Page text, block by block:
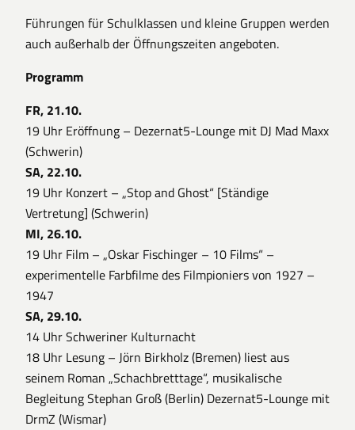
Führungen für Schulklassen und kleine Gruppen werden
auch außerhalb der Öffnungszeiten angeboten.
Programm
FR, 21.10.
19 Uhr Eröffnung – Dezernat5-Lounge mit DJ Mad Maxx
(Schwerin)
SA, 22.10.
19 Uhr Konzert – „Stop and Ghost“ [Ständige
Vertretung] (Schwerin)
MI, 26.10.
19 Uhr Film – „Oskar Fischinger – 10 Films“ –
experimentelle Farbfilme des Filmpioniers von 1927 –
1947
SA, 29.10.
14 Uhr Schweriner Kulturnacht
18 Uhr Lesung – Jörn Birkholz (Bremen) liest aus
seinem Roman „Schachbretttage“, musikalische
Begleitung Stephan Groß (Berlin) Dezernat5-Lounge mit
DrmZ (Wismar)